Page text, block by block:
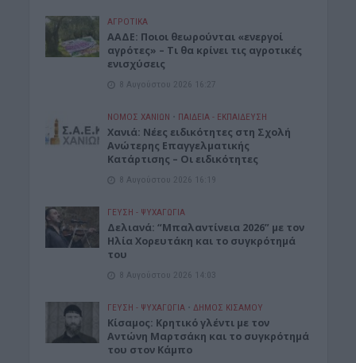
ΑΓΡΟΤΙΚΑ
ΑΑΔΕ: Ποιοι θεωρούνται «ενεργοί
αγρότες» – Τι θα κρίνει τις αγροτικές
ενισχύσεις
8 Αυγούστου 2026 16:27
ΝΟΜΌΣ ΧΑΝΊΩΝ • ΠΑΙΔΕΙΑ - ΕΚΠΑΙΔΕΥΣΗ
Χανιά: Νέες ειδικότητες στη Σχολή
Ανώτερης Επαγγελματικής
Κατάρτισης – Οι ειδικότητες
8 Αυγούστου 2026 16:19
ΓΕΎΣΗ - ΨΥΧΑΓΩΓΊΑ
Δελιανά: “Μπαλαντίνεια 2026” με τον
Ηλία Χορευτάκη και το συγκρότημά
του
8 Αυγούστου 2026 14:03
ΓΕΎΣΗ - ΨΥΧΑΓΩΓΊΑ • ΔΉΜΟΣ ΚΙΣΆΜΟΥ
Kίσαμος: Κρητικό γλέντι με τον
Αντώνη Μαρτσάκη και το συγκρότημά
του στον Κάμπο